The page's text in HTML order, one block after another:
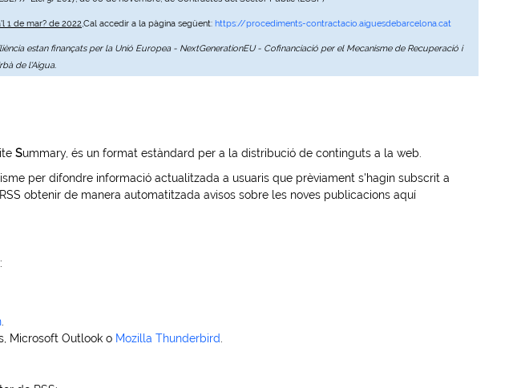
1 de mar? de 2022,Cal accedir a la pàgina següent: https://procediments-contractacio.aiguesdebarcelona.cat
estan finançats per la Unió Europea - NextGenerationEU - Cofinanciació per el Mecanisme de Recuperació i
de l'Aigua.
ite Summary, és un format estàndard per a la distribució de continguts a la web.
per difondre informació actualitzada a usuaris que prèviament s'hagin subscrit a
obtenir de manera automatitzada avisos sobre les noves publicacions aquí
Microsoft Outlook o Mozilla Thunderbird